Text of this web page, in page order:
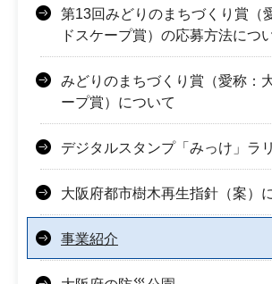
第13回みどりのまちづくり賞（
ドスケープ賞）の応募方法につ
みどりのまちづくり賞（愛称：
ープ賞）について
デジタルスタンプ「みっけ」ラ
大阪府都市樹木再生指針（案）
事業紹介